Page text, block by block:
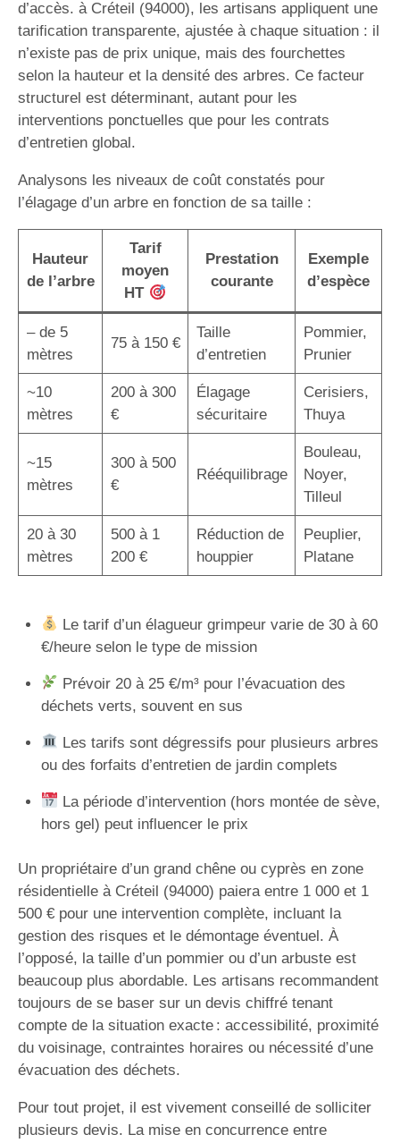
d’accès. à Créteil (94000), les artisans appliquent une
tarification transparente, ajustée à chaque situation : il
n’existe pas de prix unique, mais des fourchettes
selon la hauteur et la densité des arbres. Ce facteur
structurel est déterminant, autant pour les
interventions ponctuelles que pour les contrats
d’entretien global.
Analysons les niveaux de coût constatés pour
l’élagage d’un arbre en fonction de sa taille :
Hauteur
de l’arbre
Tarif
moyen
HT
Prestation
courante
Exemple
d’espèce
– de 5
mètres
75 à 150 €
Taille
d’entretien
Pommier,
Prunier
~10
mètres
200 à 300
€
Élagage
sécuritaire
Cerisiers,
Thuya
~15
mètres
300 à 500
€
Rééquilibrage
Bouleau,
Noyer,
Tilleul
20 à 30
mètres
500 à 1
200 €
Réduction de
houppier
Peuplier,
Platane
Le tarif d’un élagueur grimpeur varie de 30 à 60
€/heure selon le type de mission
Prévoir 20 à 25 €/m³ pour l’évacuation des
déchets verts, souvent en sus
Les tarifs sont dégressifs pour plusieurs arbres
ou des forfaits d’entretien de jardin complets
La période d’intervention (hors montée de sève,
hors gel) peut influencer le prix
Un propriétaire d’un grand chêne ou cyprès en zone
résidentielle à Créteil (94000) paiera entre 1 000 et 1
500 € pour une intervention complète, incluant la
gestion des risques et le démontage éventuel. À
l’opposé, la taille d’un pommier ou d’un arbuste est
beaucoup plus abordable. Les artisans recommandent
toujours de se baser sur un devis chiffré tenant
compte de la situation exacte : accessibilité, proximité
du voisinage, contraintes horaires ou nécessité d’une
évacuation des déchets.
Pour tout projet, il est vivement conseillé de solliciter
plusieurs devis. La mise en concurrence entre